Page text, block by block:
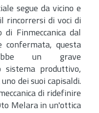
segue da vicino e
rincorrersi di voci di
di Finmeccanica dal
confermata, questa
un grave
sistema produttivo,
dei suoi capisaldi.
di ridefinire
Melara in un'ottica